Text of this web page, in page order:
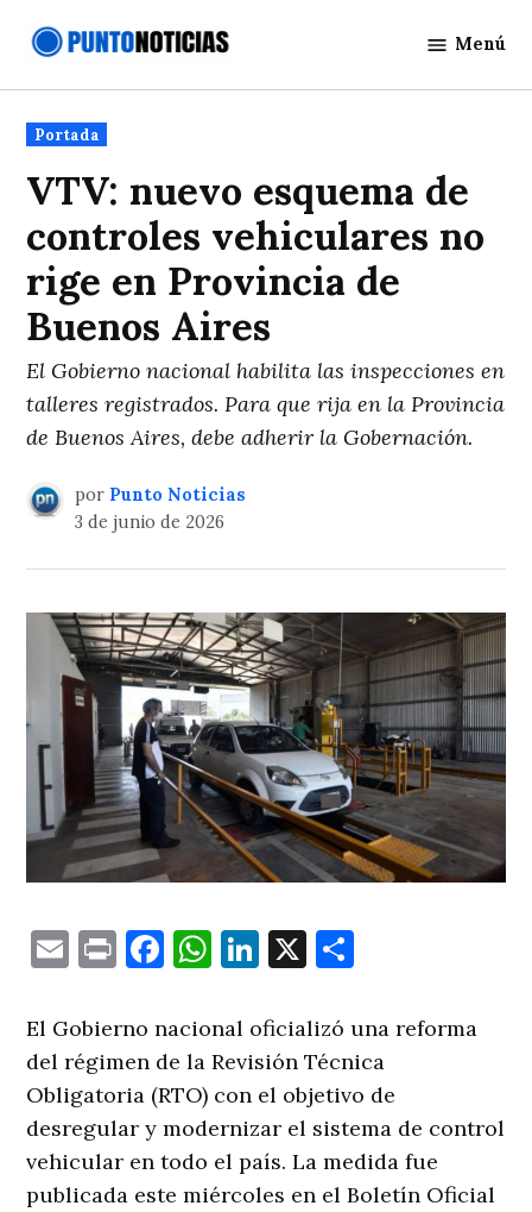
Noticias
Menú
Publicado
en
Portada
VTV: nuevo esquema de
controles vehiculares no
rige en Provincia de
Buenos Aires
El Gobierno nacional habilita las inspecciones en
talleres registrados. Para que rija en la Provincia
de Buenos Aires, debe adherir la Gobernación.
por Punto Noticias
3 de junio de 2026
EmailPrintFacebook
WhatsApp
LinkedIn
X
El Gobierno nacional oficializó una reforma
del régimen de la Revisión Técnica
Obligatoria (RTO) con el objetivo de
desregular y modernizar el sistema de control
vehicular en todo el país. La medida fue
publicada este miércoles en el Boletín Oficial